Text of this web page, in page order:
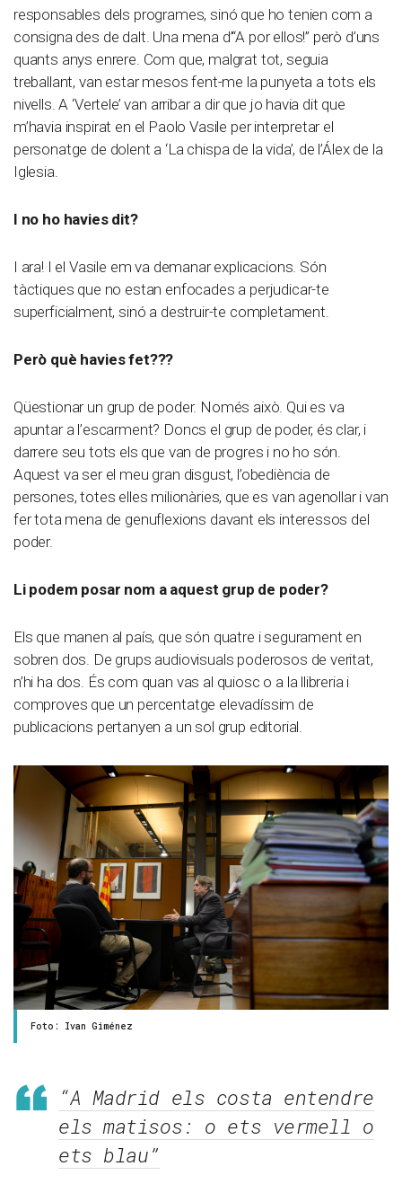
responsables dels programes, sinó que ho tenien com a
consigna des de dalt. Una mena d’“A por ellos!” però d’uns
quants anys enrere. Com que, malgrat tot, seguia
treballant, van estar mesos fent-me la punyeta a tots els
nivells. A ‘Vertele’ van arribar a dir que jo havia dit que
m’havia inspirat en el Paolo Vasile per interpretar el
personatge de dolent a ‘La chispa de la vida’, de l’Álex de la
Iglesia.
I no ho havies dit?
I ara! I el Vasile em va demanar explicacions. Són
tàctiques que no estan enfocades a perjudicar-te
superficialment, sinó a destruir-te completament.
Però què havies fet???
Qüestionar un grup de poder. Només això. Qui es va
apuntar a l’escarment? Doncs el grup de poder, és clar, i
darrere seu tots els que van de progres i no ho són.
Aquest va ser el meu gran disgust, l’obediència de
persones, totes elles milionàries, que es van agenollar i van
fer tota mena de genuflexions davant els interessos del
poder.
Li podem posar nom a aquest grup de poder?
Els que manen al país, que són quatre i segurament en
sobren dos. De grups audiovisuals poderosos de veritat,
n’hi ha dos. És com quan vas al quiosc o a la llibreria i
comproves que un percentatge elevadíssim de
publicacions pertanyen a un sol grup editorial.
Foto: Ivan Giménez
“A Madrid els costa entendre
els matisos: o ets vermell o
ets blau”